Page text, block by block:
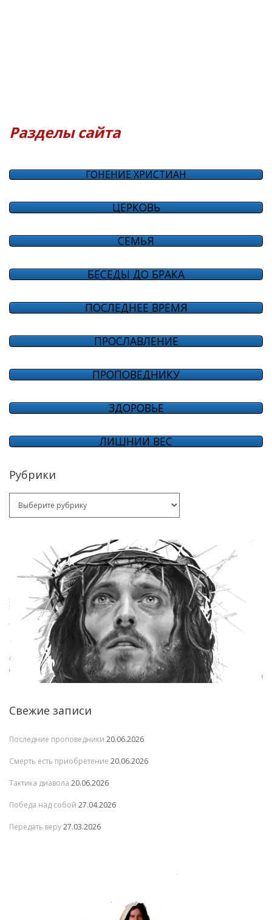
Разделы сайта
ГОНЕНИЕ ХРИСТИАН
ЦЕРКОВЬ
СЕМЬЯ
БЕСЕДЫ ДО БРАКА
ПОСЛЕДНЕЕ ВРЕМЯ
ПРОСЛАВЛЕНИЕ
ПРОПОВЕДНИКУ
ЗДОРОВЬЕ
ЛИШНИЙ ВЕС
Рубрики
Рубрики
Свежие записи
Последние проповедники 20.06.2026
Смерть есть приобретение 20.06.2026
Тактика диавола 20.06.2026
Победа над собой 27.04.2026
Передать веру27.03.2026